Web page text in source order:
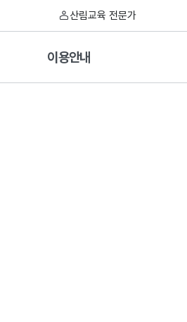
산림교육 전문가
이용안내